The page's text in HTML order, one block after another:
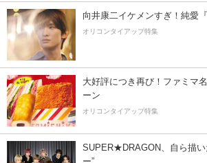
向井康二イケメンすぎ！純愛
オリコンタイアップ特集
大好評につき再び！ファミマ
ーン
オリコンタイアップ特集
SUPER★DRAGON、自ら描い